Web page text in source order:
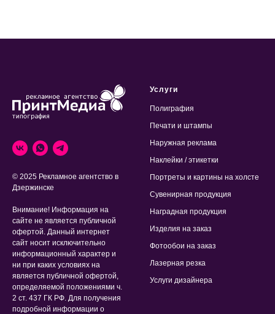
© 2025 Рекламное агентство в
Дзержинске
Внимание! Информация на
сайте не является публичной
офертой. Данный интернет
сайт носит исключительно
информационный характер и
ни при каких условиях на
является публичной офертой,
определяемой положениями ч.
2 ст. 437 ГК РФ. Для получения
подробной информации о
Услуги
Полиграфия
Печати и штампы
Наружная реклама
Наклейки / этикетки
Портреты и картины на холсте
Сувенирная продукция
Наградная продукция
Изделия на заказ
Фотообои на заказ
Лазерная резка
Услуги дизайнера